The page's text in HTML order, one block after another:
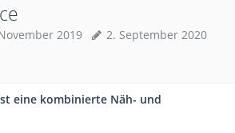
2019
2. September 2020
eine kombinierte Näh- und